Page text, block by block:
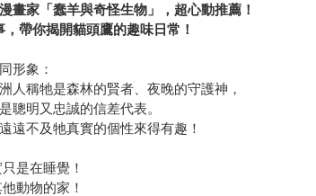
畫家「蠢羊與奇怪生物」，超心動推薦！
帶你揭開貓頭鷹的趣味日常！
形象：
人稱牠是森林的賢者、夜晚的守護神，
聰明又忠誠的信差代表。
遠不及牠真實的個性來得有趣！
是在睡覺！
動物的家！